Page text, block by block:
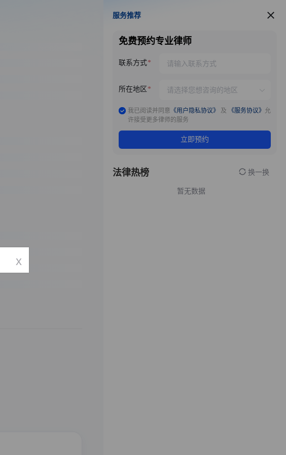
服务推荐
服务推荐
免费预约专业律师
联系方式
所在地区
我已阅读并同意 《用户隐私协议》 及 《服务协议》 允
许接受更多律师的服务
立即预约
法律热榜 换一换
暂无数据
x